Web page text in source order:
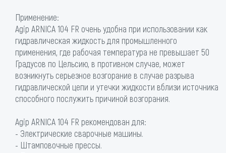
Применение:
Agip ARNICA 104 FR очень удобна при использовании как
гидравлическая жидкость для промышленного
применения, где рабочая температура не превышает 50
Градусов по Цельсию, в противном случае, может
возникнуть серьезное возгорание в случае разрыва
гидравлической цепи и утечки жидкости вблизи источника
способного послужить причиной возгорания.
Agip ARNICA 104 FR рекомендован для:
- Электрические сварочные машины.
- Штамповочные прессы.